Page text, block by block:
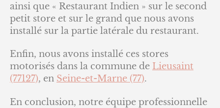
ainsi que « Restaurant Indien » sur le second
petit store et sur le grand que nous avons
installé sur la partie latérale du restaurant.
Enfin, nous avons installé ces stores
motorisés dans la commune de Lieusaint
(77127), en Seine-et-Marne (77).
En conclusion, notre équipe professionnelle